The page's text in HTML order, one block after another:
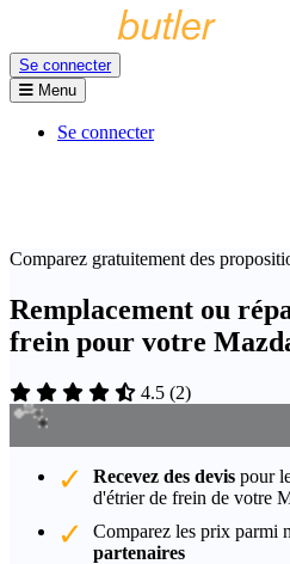
Se connecter
Menu
Se connecter
Comparez gratuitement des
Remplacement ou
frein pour votre
4.5 (2)
Recevez des devis pour
d'étrier de frein de votre
Comparez les prix parmi
partenaires